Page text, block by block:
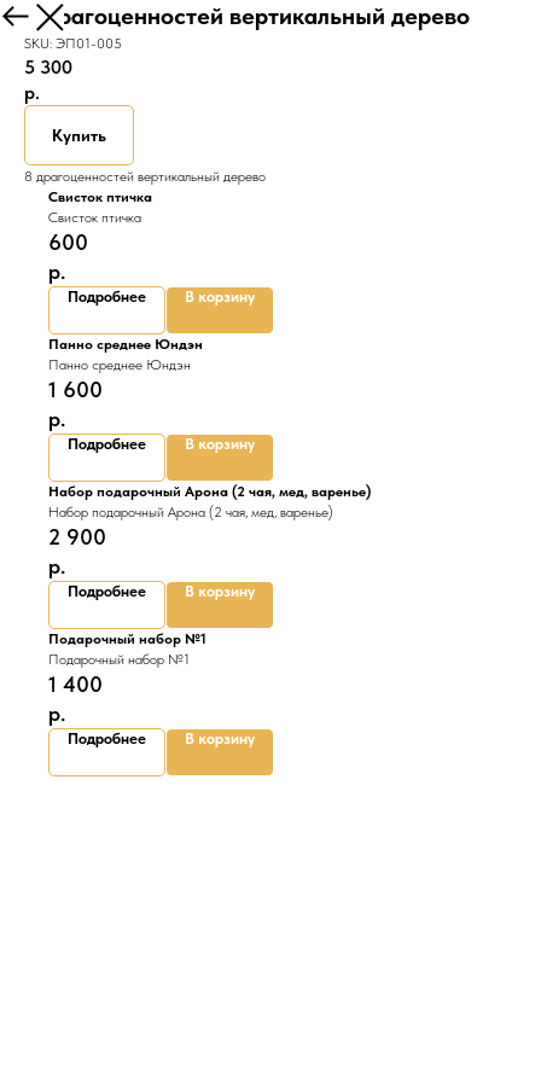
Назад8 драгоценностей вертикальный дерево
SKU: ЭП01-005
5 300
р.
Купить
8 драгоценностей вертикальный дерево
Свисток птичка
Свисток птичка
600
р.
Подробнее В корзину
Панно среднее Юндэн
Панно среднее Юндэн
1 600
р.
Подробнее В корзину
Набор подарочный Арона (2 чая, мед, варенье)
Набор подарочный Арона (2 чая, мед, варенье)
2 900
р.
Подробнее В корзину
Подарочный набор №1
Подарочный набор №1
1 400
р.
Подробнее В корзину